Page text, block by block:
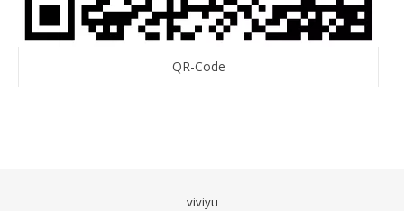
QR-Code
viviyu